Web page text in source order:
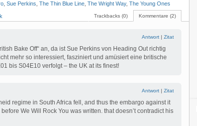
Sue Perkins The Thin Blue Line The Wright Way, The Young Ones
Kommentare (2)
Trackbacks (0)
Antwort | Zitat
Bake Off“ an, da ist Sue Perkins von Heading Out richtig
mehr so interessiert, fasziniert und amüsiert eine britische
bis S04E10 verfolgt – the UK at its finest!
Antwort | Zitat
regime in South Africa fell, and thus the embargo against it
We Will Rock You was written. that doesn’t contradict his